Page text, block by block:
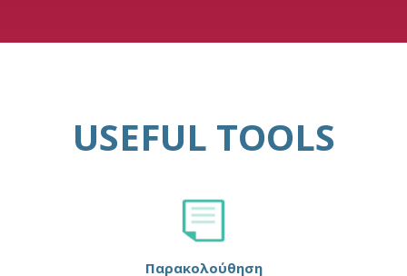
USEFUL TOOLS
Παρακολούθηση